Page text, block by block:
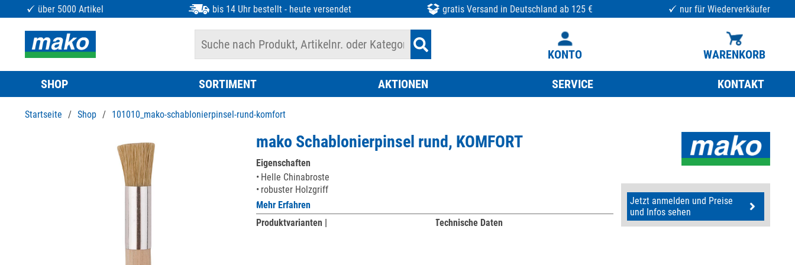
über 5000 Artikel bis 14 Uhr bestellt - heute versendet gratis Versand in Deutschland ab 125 € nur für Wiederverkäufer
KONTO WARENKORB
SHOP SORTIMENT AKTIONEN SERVICE KONTAKT
Startseite / Shop / 101010_mako-schablonierpinsel-rund-komfort
mako Schablonierpinsel rund, KOMFORT
Eigenschaften
Helle Chinabroste
robuster Holzgriff
Mehr Erfahren
Produktvarianten |
Technische Daten
Jetzt anmelden und Preise
und Infos sehen